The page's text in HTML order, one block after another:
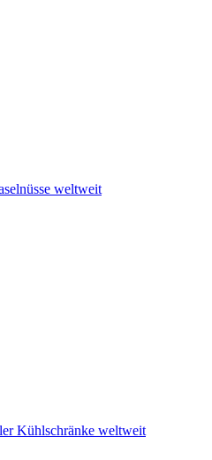
weltweit
Kühlschränke weltweit